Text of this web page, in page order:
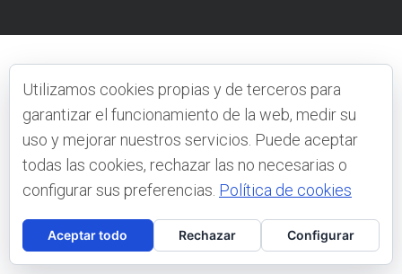
Utilizamos cookies propias y de terceros para
garantizar el funcionamiento de la web, medir su
uso y mejorar nuestros servicios. Puede aceptar
todas las cookies, rechazar las no necesarias o
configurar sus preferencias. Política de cookies
Aceptar todo Rechazar Configurar